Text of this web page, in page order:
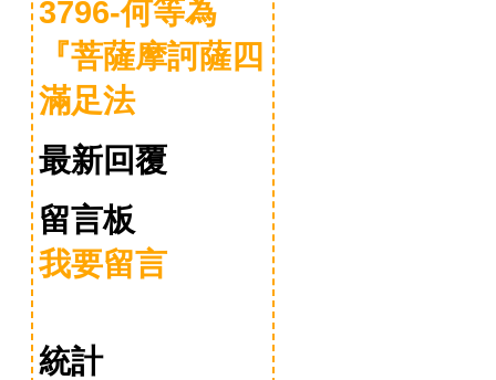
3796-何等為
『菩薩摩訶薩四
滿足法
最新回覆
留言板
我要留言
統計